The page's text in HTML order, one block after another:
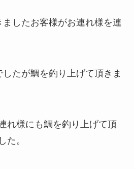
したお客様がお連れ様を連
たが鯛を釣り上げて頂きま
れ様にも鯛を釣り上げて頂
た。